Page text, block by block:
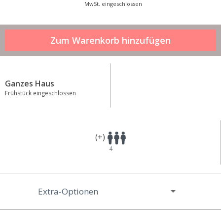
MwSt. eingeschlossen
Ganzes Haus
Frühstück eingeschlossen
(+)
4
Extra-Optionen